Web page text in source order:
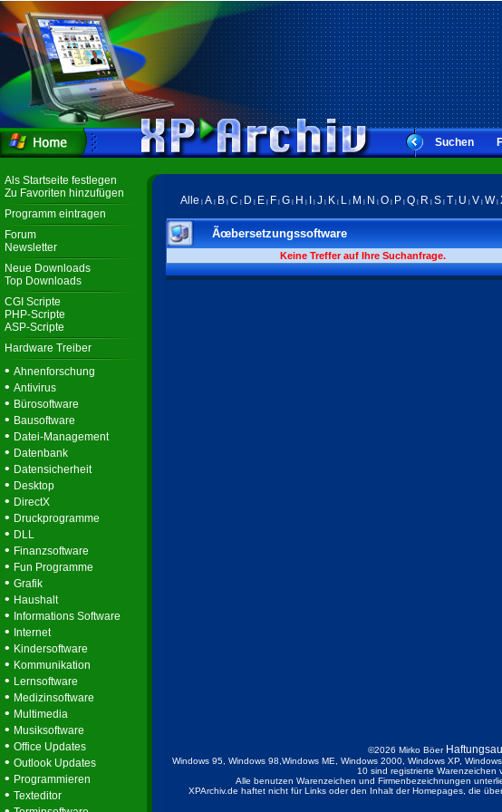
Suchen
Als Startseite festlegen
Zu Favoriten hinzufügen
Programm eintragen
Forum
Newsletter
Neue Downloads
Top Downloads
CGI Scripte
PHP-Scripte
ASP-Scripte
Hardware Treiber
• Ahnenforschung
• Antivirus
• Bürosoftware
• Bausoftware
• Datei-Management
• Datenbank
• Datensicherheit
• Desktop
• DirectX
• Druckprogramme
• DLL
• Finanzsoftware
• Fun Programme
• Grafik
• Haushalt
• Informations Software
• Internet
• Kindersoftware
• Kommunikation
• Lernsoftware
• Medizinsoftware
• Multimedia
• Musiksoftware
• Office Updates
• Outlook Updates
• Programmieren
• Texteditor
Alle A B C D E F G H J K L M N O P Q R S T U V W
Ãœbersetzungssoftware
Keine Treffer auf Ihre Suchanfrage.
©2026 Mirko Böer
Windows 95, Windows 98,Windows ME, Windows 2000, Windows XP,
10 sind registrierte Warenzeichen
Alle benutzen Warenzeichen und Firmenbezeichnungen
XPArchiv.de haftet nicht für Links oder den Inhalt der Homepages, die